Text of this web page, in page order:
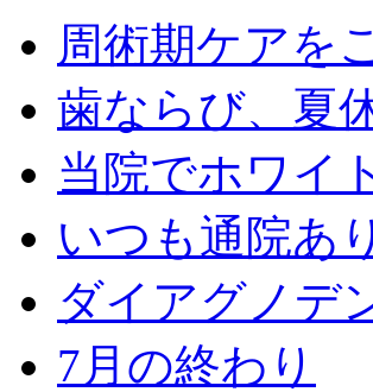
周術期ケアを
歯ならび、夏
当院でホワイ
いつも通院あ
ダイアグノデ
7月の終わり